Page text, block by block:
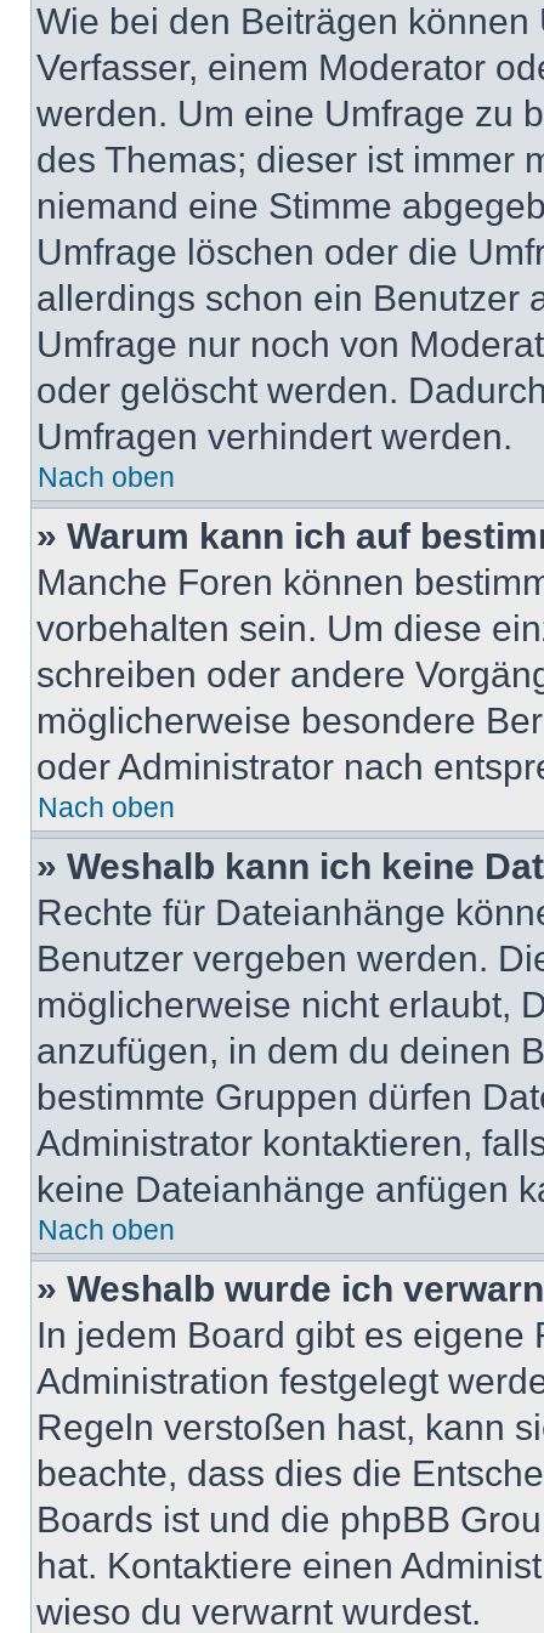
Wie bei den Beiträgen
Verfasser, einem Moderator
werden. Um eine Umfrage zu
des Themas; dieser ist immer
niemand eine Stimme
Umfrage löschen oder die
allerdings schon ein Benutzer
Umfrage nur noch von
oder gelöscht werden.
Umfragen verhindert werden.
Nach oben
» Warum kann ich auf
Manche Foren können
vorbehalten sein. Um diese
schreiben oder andere
möglicherweise besondere
oder Administrator nach
Nach oben
» Weshalb kann ich keine
Rechte für Dateianhänge
Benutzer vergeben werden.
möglicherweise nicht erlaubt,
anzufügen, in dem du deinen
bestimmte Gruppen dürfen
Administrator kontaktieren,
keine Dateianhänge anfügen
Nach oben
» Weshalb wurde ich
In jedem Board gibt es
Administration festgelegt
Regeln verstoßen hast, kann
beachte, dass dies die
Boards ist und die phpBB
hat. Kontaktiere einen
wieso du verwarnt wurdest.